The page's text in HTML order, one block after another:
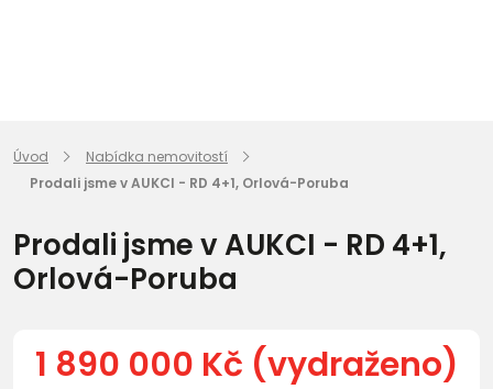
Úvod
Nabídka nemovitostí
Prodali jsme v AUKCI - RD 4+1, Orlová-Poruba
Prodali jsme v AUKCI - RD 4+1,
Orlová-Poruba
1 890 000 Kč (vydraženo)